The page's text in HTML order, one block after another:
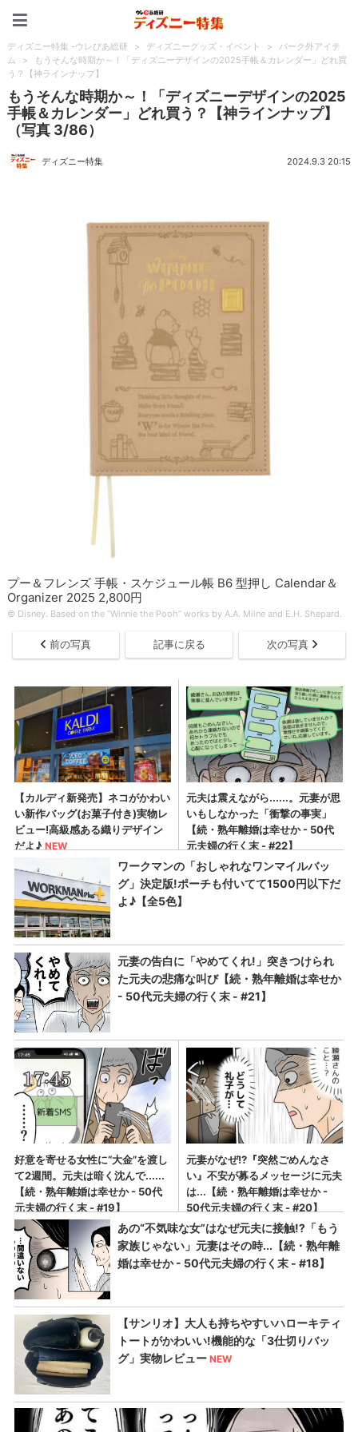
ディズニー特集 -ウレぴあ総研 > ディズニーグッズ・イベント >
パーク外アイテ
ム
>
もうそんな時期か～！「ディズニーデザインの2025手帳＆カレンダー」どれ買
う？【神ラインナップ】
もうそんな時期か～！「ディズニーデザインの2025
手帳＆カレンダー」どれ買う？【神ラインナップ】
（写真 3/86）
ディズニー特集 2024.9.3 20:15
プー＆フレンズ 手帳・スケジュール帳 B6 型押し Calendar＆
Organizer 2025 2,800円
© Disney. Based on the “Winnie the Pooh” works by A.A. Milne and E.H. Shepard.
前の写真 記事に戻る 次の写真